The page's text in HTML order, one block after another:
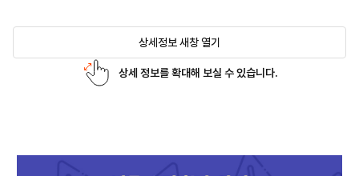
상세정보 새창 열기
상세 정보를 확대해 보실 수 있습니다.